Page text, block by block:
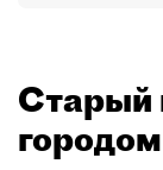
Старый
городом